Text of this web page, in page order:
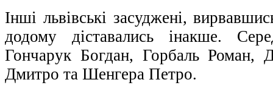
Інші львівські засуджені,
додому діставались інакше.
Гончарук Богдан, Горбаль Роман,
Дмитро та Шенгера Петро.